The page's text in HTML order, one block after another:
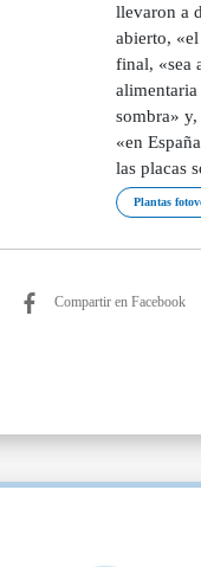
llevaron a
abierto,
final, «sea
sombra»
«en
las placas
Plantas
Compartir en Facebook